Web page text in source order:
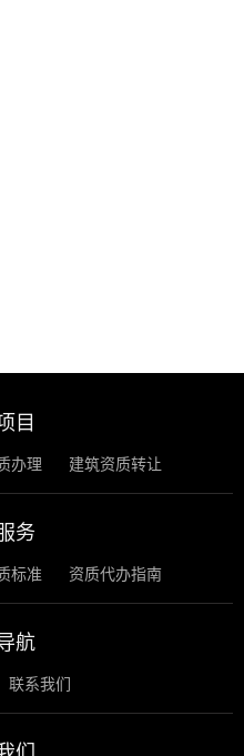
目
办理 建筑资质转让
务
标准 资质代办指南
航
联系我们